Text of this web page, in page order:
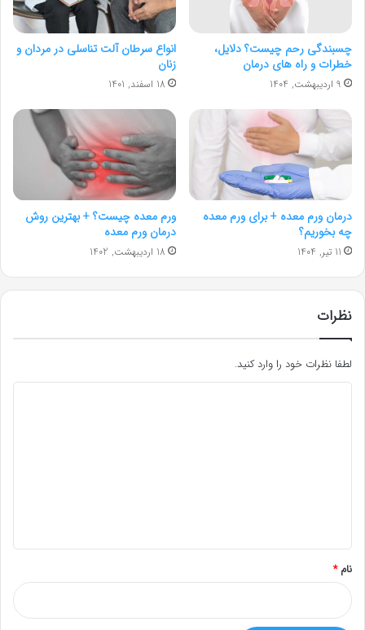
چسبندگی رحم چیست؟ دلایل،
خطرات و راه های درمان
9 اردیبهشت, 1404
انواع سرطان آلت تناسلی در مردان و
زنان
18 اسفند, 1401
درمان ورم معده + برای ورم معده
چه بخوریم؟
11 تیر, 1404
ورم معده چیست؟ + بهترین روش
درمان ورم معده
18 اردیبهشت, 1402
نظرات
لطفا نظرات خود را وارد کنید.
نام*